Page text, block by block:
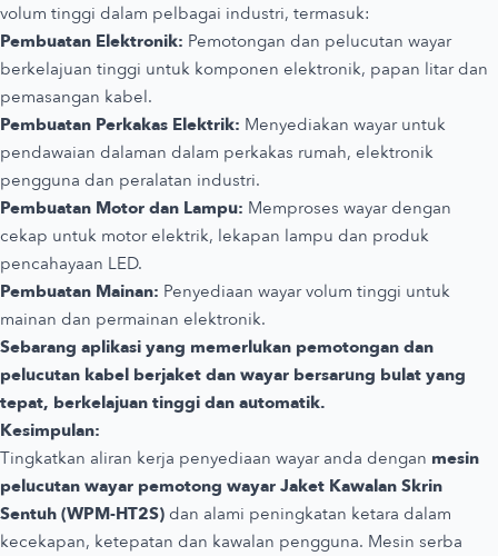
volum tinggi dalam pelbagai industri, termasuk:
Pembuatan Elektronik: Pemotongan dan pelucutan wayar
berkelajuan tinggi untuk komponen elektronik, papan litar dan
pemasangan kabel.
Pembuatan Perkakas Elektrik: Menyediakan wayar untuk
pendawaian dalaman dalam perkakas rumah, elektronik
pengguna dan peralatan industri.
Pembuatan Motor dan Lampu: Memproses wayar dengan
cekap untuk motor elektrik, lekapan lampu dan produk
pencahayaan LED.
Pembuatan Mainan: Penyediaan wayar volum tinggi untuk
mainan dan permainan elektronik.
Sebarang aplikasi yang memerlukan pemotongan dan
pelucutan kabel berjaket dan wayar bersarung bulat yang
tepat, berkelajuan tinggi dan automatik.
Kesimpulan:
Tingkatkan aliran kerja penyediaan wayar anda dengan mesin
pelucutan wayar pemotong wayar Jaket Kawalan Skrin
Sentuh (WPM-HT2S) dan alami peningkatan ketara dalam
kecekapan, ketepatan dan kawalan pengguna. Mesin serba